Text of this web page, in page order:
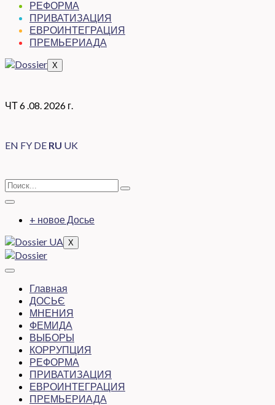
РЕФОРМА
ПРИВАТИЗАЦИЯ
ЕВРОИНТЕГРАЦИЯ
ПРЕМЬЕРИАДА
X
ЧТ 6 .08. 2026 г.
EN FY DE RU UK
+ новое Досье
X
Главная
ДОСЬЄ
МНЕНИЯ
ФЕМИДА
ВЫБОРЫ
КОРРУПЦИЯ
РЕФОРМА
ПРИВАТИЗАЦИЯ
ЕВРОИНТЕГРАЦИЯ
ПРЕМЬЕРИАДА